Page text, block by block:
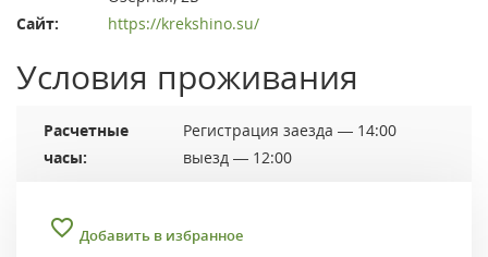
Сайт:
https://krekshino.su/
Условия проживания
Расчетные
часы:
Регистрация заезда — 14:00
выезд — 12:00
Добавить в избранное